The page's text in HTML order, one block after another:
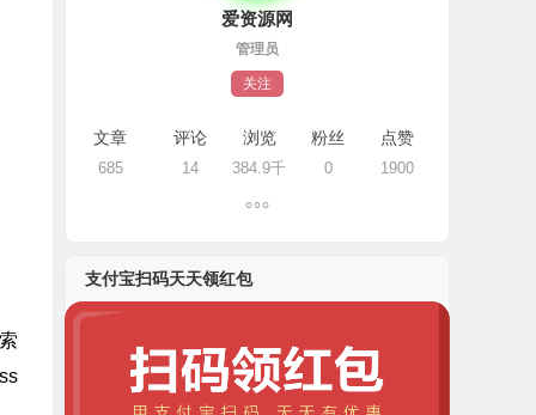
爱资源网
管理员
关注
文章
685
评论
14
浏览
384.9千
粉丝
0
点赞
1900
支付宝扫码天天领红包